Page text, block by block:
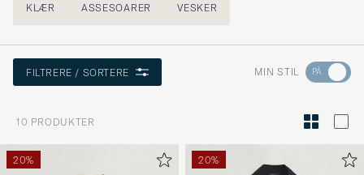
KLÆR ASSESOARER VESKER
FILTRERE / SORTERE MIN STIL Gå
10 PRODUKTER
20% 20%